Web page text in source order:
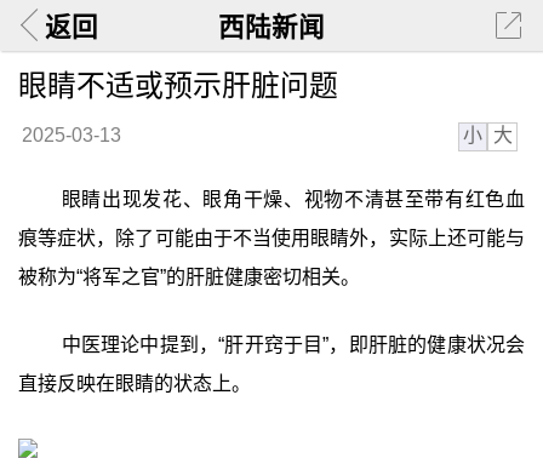
返回 西陆新闻
眼睛不适或预示肝脏问题
2025-03-13 小 大
眼睛出现发花、眼角干燥、视物不清甚至带有红色血
痕等症状，除了可能由于不当使用眼睛外，实际上还可能与
被称为“将军之官”的肝脏健康密切相关。
中医理论中提到，“肝开窍于目”，即肝脏的健康状况会
直接反映在眼睛的状态上。